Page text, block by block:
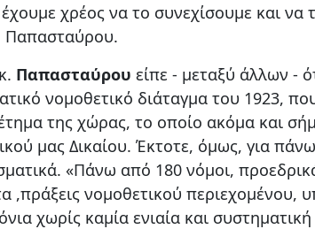
χρέος να το συνεχίσουμε και να
Παπασταύρου.
Παπασταύρου είπε - μεταξύ άλλων -
νομοθετικό διάταγμα του 1923,
της χώρας, το οποίο ακόμα και
μας Δικαίου. Έκτοτε, όμως, για
«Πάνω από 180 νόμοι,
,πράξεις νομοθετικού περιεχομένου,
χωρίς καμία ενιαία και